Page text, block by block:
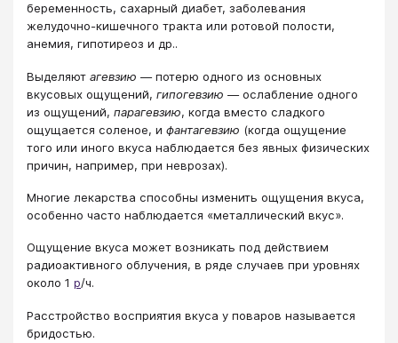
беременность, сахарный диабет, заболевания
желудочно-кишечного тракта или ротовой полости,
анемия, гипотиреоз и др..
Выделяют агевзию — потерю одного из основных
вкусовых ощущений, гипогевзию — ослабление одного
из ощущений, парагевзию, когда вместо сладкого
ощущается соленое, и фантагевзию (когда ощущение
того или иного вкуса наблюдается без явных физических
причин, например, при неврозах).
Многие лекарства способны изменить ощущения вкуса,
особенно часто наблюдается «металлический вкус».
Ощущение вкуса может возникать под действием
радиоактивного облучения, в ряде случаев при уровнях
около 1 р/ч.
Расстройство восприятия вкуса у поваров называется
бридостью.